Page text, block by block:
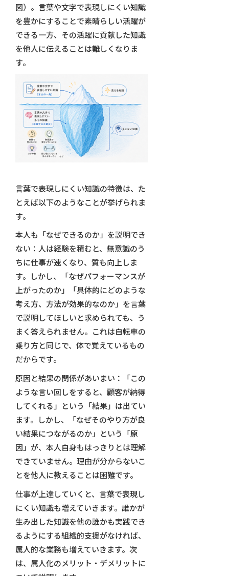
図）。言葉や文字で表現しにくい知識
を豊かにすることで素晴らしい活躍が
できる一方、その活躍に貢献した知識
を他人に伝えることは難しくなりま
す。
言葉で表現しにくい知識の特徴は、た
とえば以下のようなことが挙げられま
す。
本人も「なぜできるのか」を説明でき
ない：人は経験を積むと、無意識のう
ちに仕事が速くなり、質も向上しま
す。しかし、「なぜパフォーマンスが
上がったのか」「具体的にどのような
考え方、方法が効果的なのか」を言葉
で説明してほしいと求められても、う
まく答えられません。これは自転車の
乗り方と同じで、体で覚えているもの
だからです。
原因と結果の関係があいまい：「この
ような言い回しをすると、顧客が納得
してくれる」という「結果」は出てい
ます。しかし、「なぜそのやり方が良
い結果につながるのか」という「原
因」が、本人自身もはっきりとは理解
できていません。理由が分からないこ
とを他人に教えることは困難です。
仕事が上達していくと、言葉で表現し
にくい知識も増えていきます。誰かが
生み出した知識を他の誰かも実践でき
るようにする組織的支援がなければ、
属人的な業務も増えていきます。次
は、属人化のメリット・デメリットに